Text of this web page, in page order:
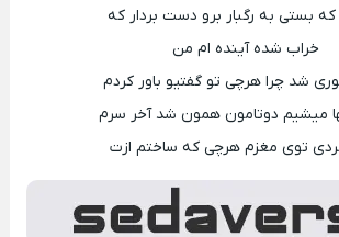
که بستی به رگبار برو دست بردار که
خراب شده آینده ام من
شد چرا هرچی تو گفتیو باور کردم
میشیم دوتامون همون شد آخر سرم
توی مغزم هرچی که ساختم ازت